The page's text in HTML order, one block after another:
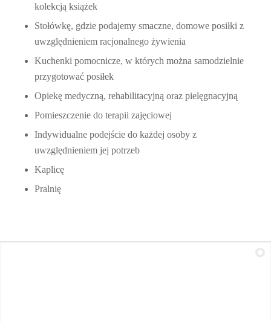
kolekcją książek
Stołówkę, gdzie podajemy smaczne, domowe posiłki z
uwzględnieniem racjonalnego żywienia
Kuchenki pomocnicze, w których można samodzielnie
przygotować posiłek
Opiekę medyczną, rehabilitacyjną oraz pielęgnacyjną
Pomieszczenie do terapii zajęciowej
Indywidualne podejście do każdej osoby z
uwzględnieniem jej potrzeb
Kaplicę
Pralnię